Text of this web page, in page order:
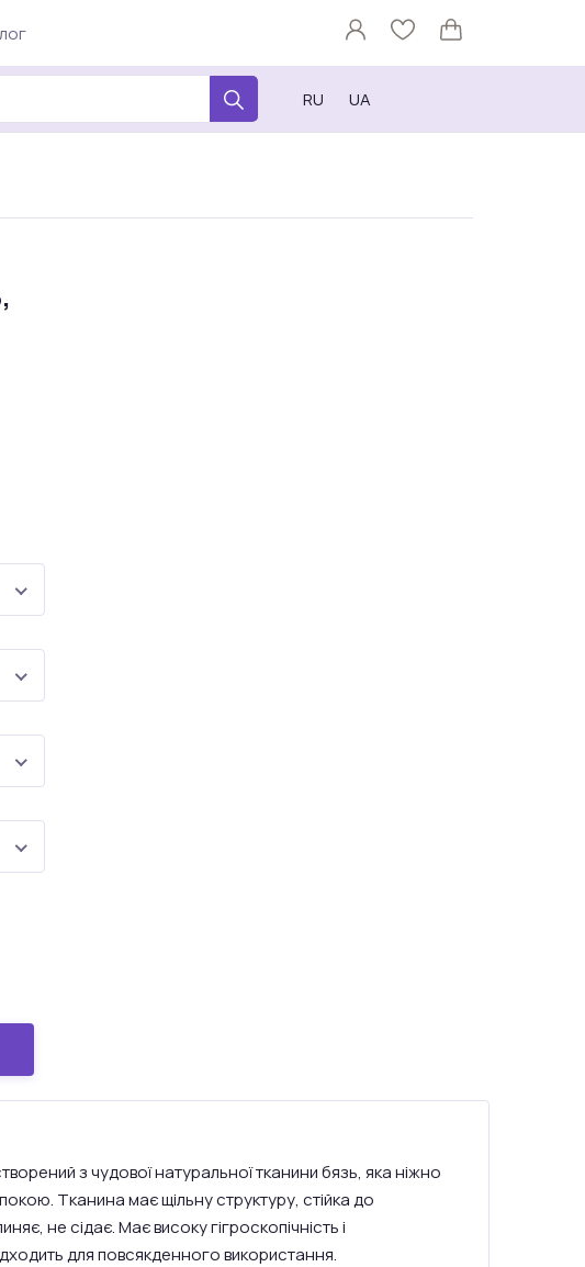
RU UA
з чудової натуральної тканини бязь, яка ніжно
Тканина має щільну структуру, стійка до
не сідає. Має високу гігроскопічність і
для повсякденного використання.